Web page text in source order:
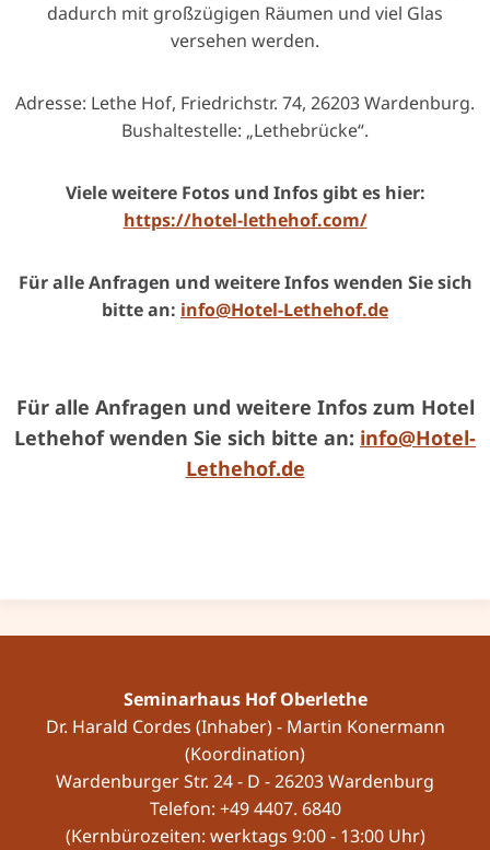
dadurch mit großzügigen Räumen und viel Glas
versehen werden.
Adresse: Lethe Hof, Friedrichstr. 74, 26203 Wardenburg.
Bushaltestelle: „Lethebrücke“.
Viele weitere Fotos und Infos gibt es hier:
https://hotel-lethehof.com/
Für alle Anfragen und weitere Infos wenden Sie sich
bitte an: info@Hotel-Lethehof.de
Für alle Anfragen und weitere Infos zum Hotel
Lethehof wenden Sie sich bitte an: info@Hotel-
Lethehof.de
Seminarhaus Hof Oberlethe
Dr. Harald Cordes (Inhaber) - Martin Konermann
(Koordination)
Wardenburger Str. 24 - D - 26203 Wardenburg
Telefon: +49 4407. 6840
(Kernbürozeiten: werktags 9:00 - 13:00 Uhr)